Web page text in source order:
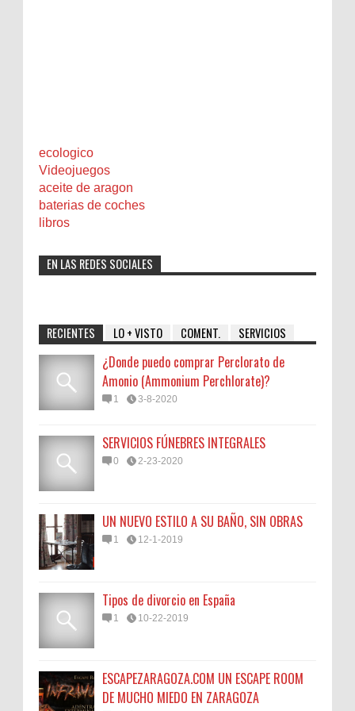
ecologico
Videojuegos
aceite de aragon
baterias de coches
libros
EN LAS REDES SOCIALES
RECIENTES LO + VISTO COMENT. SERVICIOS
¿Donde puedo comprar Perclorato de
Amonio (Ammonium Perchlorate)?
1 3-8-2020
SERVICIOS FÚNEBRES INTEGRALES
0 2-23-2020
UN NUEVO ESTILO A SU BAÑO, SIN OBRAS
1 12-1-2019
Tipos de divorcio en España
1 10-22-2019
ESCAPEZARAGOZA.COM UN ESCAPE ROOM
DE MUCHO MIEDO EN ZARAGOZA